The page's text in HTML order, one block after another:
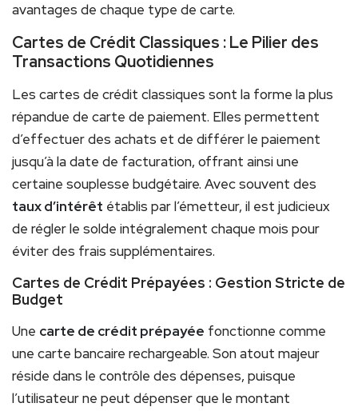
avantages de chaque type de carte.
Cartes de Crédit Classiques : Le Pilier des
Transactions Quotidiennes
Les cartes de crédit classiques sont la forme la plus
répandue de carte de paiement. Elles permettent
d’effectuer des achats et de différer le paiement
jusqu’à la date de facturation, offrant ainsi une
certaine souplesse budgétaire. Avec souvent des
taux d’intérêt établis par l’émetteur, il est judicieux
de régler le solde intégralement chaque mois pour
éviter des frais supplémentaires.
Cartes de Crédit Prépayées : Gestion Stricte de
Budget
Une carte de crédit prépayée fonctionne comme
une carte bancaire rechargeable. Son atout majeur
réside dans le contrôle des dépenses, puisque
l’utilisateur ne peut dépenser que le montant